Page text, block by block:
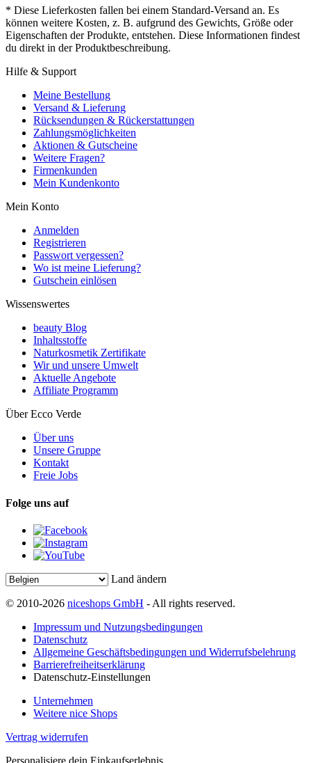
* Diese Lieferkosten fallen bei einem Standard-Versand an. Es
können weitere Kosten, z. B. aufgrund des Gewichts, Größe oder
Eigenschaften der Produkte, entstehen. Diese Informationen findest
du direkt in der Produktbeschreibung.
Hilfe & Support
Meine Bestellung
Versand & Lieferung
Rücksendungen & Rückerstattungen
Zahlungsmöglichkeiten
Aktionen & Gutscheine
Weitere Fragen?
Firmenkunden
Mein Kundenkonto
Mein Konto
Anmelden
Registrieren
Passwort vergessen?
Wo ist meine Lieferung?
Gutschein einlösen
Wissenswertes
beauty Blog
Inhaltsstoffe
Naturkosmetik Zertifikate
Wir und unsere Umwelt
Aktuelle Angebote
Affiliate Programm
Über Ecco Verde
Über uns
Unsere Gruppe
Kontakt
Freie Jobs
Folge uns auf
Land ändern
© 2010-2026 niceshops GmbH - All rights reserved.
Impressum und Nutzungsbedingungen
Datenschutz
Allgemeine Geschäftsbedingungen und Widerrufsbelehrung
Barrierefreiheitserklärung
Datenschutz-Einstellungen
Unternehmen
Weitere nice Shops
Vertrag widerrufen
Personalisiere dein Einkaufserlebnis